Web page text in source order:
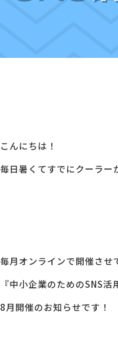
こんにちは！
毎日暑くてすでにクーラー
毎月オンラインで開催させ
『中小企業のためのSNS活
8月開催のお知らせです！